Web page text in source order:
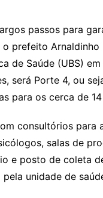
p
y
Li
n
k
passos para
o prefeito
de Saúde (UBS)
será Porte 4, ou
para os cerca de
consultórios
salas de
e posto de coleta
unidade de